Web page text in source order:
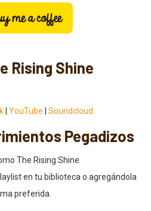
Rising Shine
YouTube Soundcloud
Pegadizos
The Rising Shine
en tu biblioteca o agregándola
preferida.